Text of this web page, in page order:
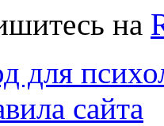
на
для
сайта